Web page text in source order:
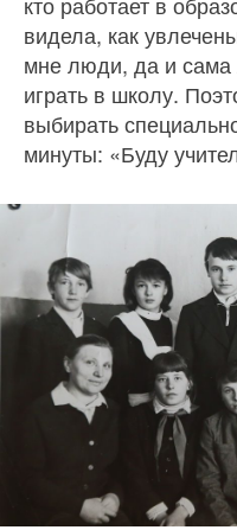
видела, как
мне люди, да и сама
играть в школу.
выбирать
минуты: «Буду